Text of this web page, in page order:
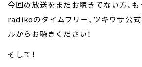
今回の放送をまだお聴きでない方、
radikoのタイムフリー、ツキウサ公
ルからお聴きください！
そして！